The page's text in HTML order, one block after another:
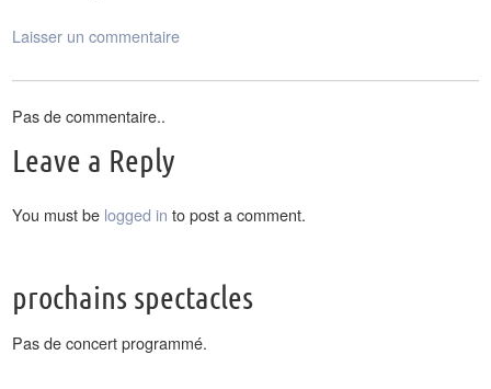
Laisser un commentaire
Pas de commentaire..
Leave a Reply
You must be logged in to post a comment.
prochains spectacles
Pas de concert programmé.